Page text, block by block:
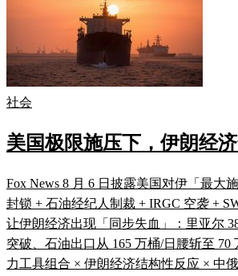
社会
美国极限施压下，伊朗经
Fox News 8 月 6 日披露美国对伊「最
封锁 + 石油经纪人制裁 + IRGC 空袭 +
让伊朗经济出现「同步失血」：里亚尔
突破、石油出口从 165 万桶/日腰斩至 70
力工具组合 × 伊朗经济结构性反应 × 中